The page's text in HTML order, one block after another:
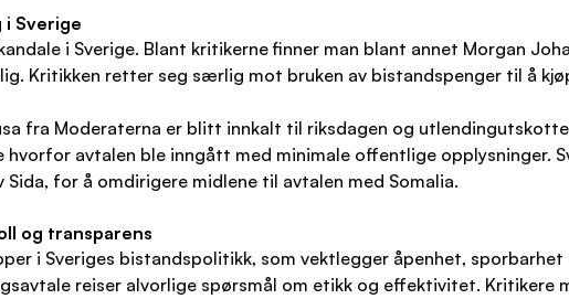
i Sverige
i Sverige. Blant kritikerne finner man blant annet Morgan
Kritikken retter seg særlig mot bruken av bistandspenger til å
fra Moderaterna er blitt innkalt til riksdagen og
avtalen ble inngått med minimale offentlige opplysninger.
for å omdirigere midlene til avtalen med Somalia.
og transparens
i Sveriges bistandspolitikk, som vektlegger åpenhet,
reiser alvorlige spørsmål om etikk og effektivitet.